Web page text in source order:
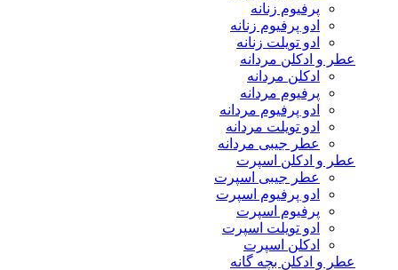
پرفیوم زنانه
ادو پرفیوم زنانه
ادو تویلت زنانه
عطر و ادکلن مردانه
ادکلن مردانه
پرفیوم مردانه
ادو پرفیوم مردانه
ادو تویلت مردانه
عطر جیبی مردانه
عطر و ادکلن اسپرت
عطر جیبی اسپرت
ادو پرفیوم اسپرت
پرفیوم اسپرت
ادو تویلت اسپرت
ادکلن اسپرت
عطر و ادکلن بچه گانه